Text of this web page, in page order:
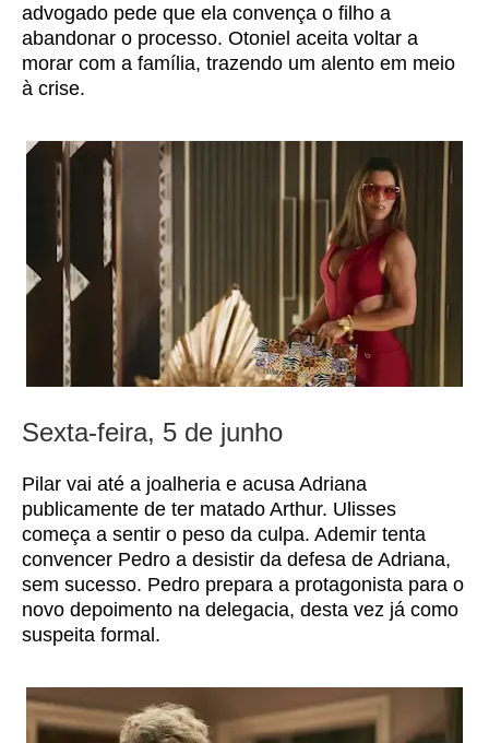
advogado pede que ela convença o filho a
abandonar o processo. Otoniel aceita voltar a
morar com a família, trazendo um alento em meio
à crise.
Sexta-feira, 5 de junho
Pilar vai até a joalheria e acusa Adriana
publicamente de ter matado Arthur. Ulisses
começa a sentir o peso da culpa. Ademir tenta
convencer Pedro a desistir da defesa de Adriana,
sem sucesso. Pedro prepara a protagonista para o
novo depoimento na delegacia, desta vez já como
suspeita formal.